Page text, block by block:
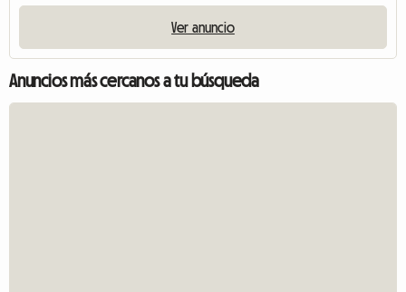
Ver anuncio
Anuncios más cercanos a tu búsqueda